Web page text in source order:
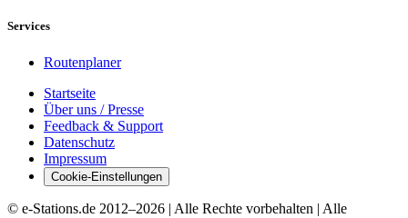
Services
Routenplaner
Startseite
Über uns / Presse
Feedback & Support
Datenschutz
Impressum
Cookie-Einstellungen
© e-Stations.de 2012–2026 | Alle Rechte vorbehalten | Alle